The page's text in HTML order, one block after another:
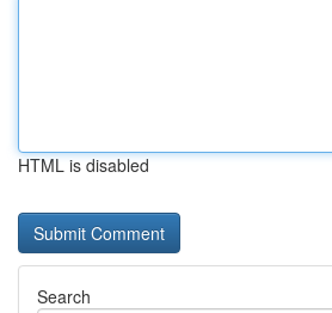
HTML is disabled
Search